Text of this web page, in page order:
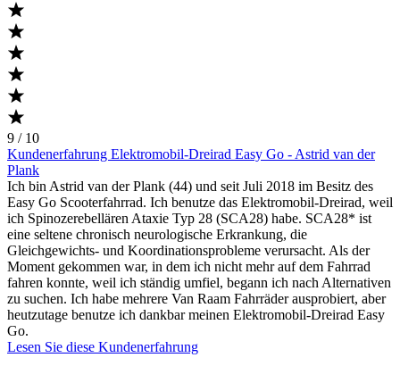
9 / 10
Kundenerfahrung Elektromobil-Dreirad Easy Go - Astrid van der
Plank
Ich bin Astrid van der Plank (44) und seit Juli 2018 im Besitz des
Easy Go Scooterfahrrad. Ich benutze das Elektromobil-Dreirad, weil
ich Spinozerebellären Ataxie Typ 28 (SCA28) habe. SCA28* ist
eine seltene chronisch neurologische Erkrankung, die
Gleichgewichts- und Koordinationsprobleme verursacht. Als der
Moment gekommen war, in dem ich nicht mehr auf dem Fahrrad
fahren konnte, weil ich ständig umfiel, begann ich nach Alternativen
zu suchen. Ich habe mehrere Van Raam Fahrräder ausprobiert, aber
heutzutage benutze ich dankbar meinen Elektromobil-Dreirad Easy
Go.
Lesen Sie diese Kundenerfahrung